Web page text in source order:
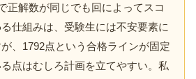
正解数が同じでも回によってスコ
仕組みは、受験生には不安要素に
が、1792点という合格ラインが固定
点はむしろ計画を立てやすい。私